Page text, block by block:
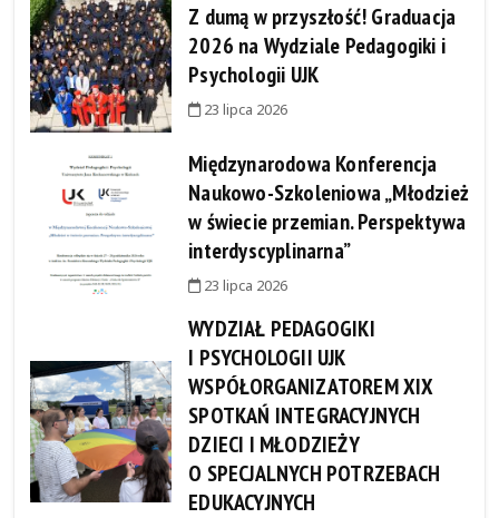
Z dumą w przyszłość! Graduacja
2026 na Wydziale Pedagogiki i
Psychologii UJK
23 lipca 2026
Międzynarodowa Konferencja
Naukowo-Szkoleniowa „Młodzież
w świecie przemian. Perspektywa
interdyscyplinarna”
23 lipca 2026
WYDZIAŁ PEDAGOGIKI
I PSYCHOLOGII UJK
WSPÓŁORGANIZATOREM XIX
SPOTKAŃ INTEGRACYJNYCH
DZIECI I MŁODZIEŻY
O SPECJALNYCH POTRZEBACH
EDUKACYJNYCH